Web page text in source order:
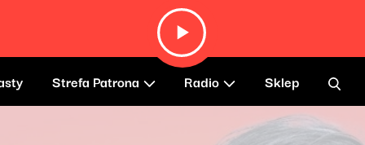
Strefa Patrona Radio Sklep